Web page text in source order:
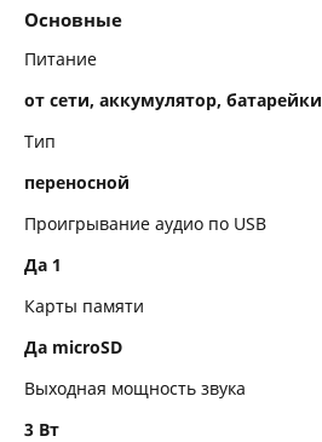
Экран
Функциональность
Дополнительно
Питание
Основные
Питание
от сети, аккумулятор, батарейки
Тип
переносной
Проигрывание аудио по USB
Да 1
Карты памяти
Да microSD
Выходная мощность звука
3 Вт